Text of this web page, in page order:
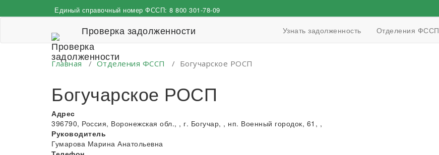
к
Единый справочный номер ФССП: 8 800 301-78-09
Проверка задолженности Узнать задолженность Отделения ФССП
Главная / Отделения ФССП / Богучарское РОСП
Богучарское РОСП
Адрес
396790, Россия, Воронежская обл., , г. Богучар, , нп. Военный городок, 61, ,
Руководитель
Гумарова Марина Анатольевна